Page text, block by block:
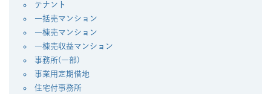
テナント
一括売マンション
一棟売マンション
一棟売収益マンション
事務所(一部)
事業用定期借地
住宅付事務所